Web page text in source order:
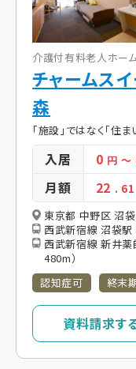
介護付有料老人ホー
チャームス
森
「施設」ではなく「住
入居 0 円 ～
月額 22 .
東京都 中野区 沼
西武新宿線 沼袋駅
西武新宿線 新井薬
480m）
認知症可
終末
資料請求す